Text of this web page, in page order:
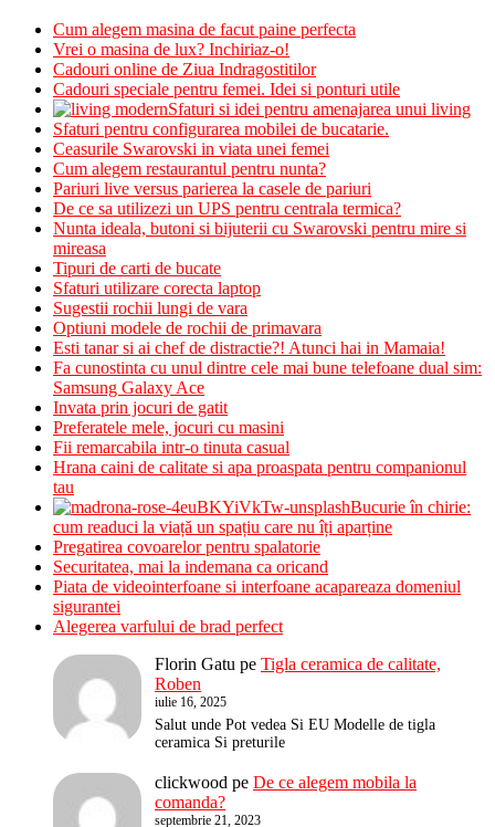
Cum alegem masina de facut paine perfecta
Vrei o masina de lux? Inchiriaz-o!
Cadouri online de Ziua Indragostitilor
Cadouri speciale pentru femei. Idei si ponturi utile
Sfaturi si idei pentru amenajarea unui living
Sfaturi pentru configurarea mobilei de bucatarie.
Ceasurile Swarovski in viata unei femei
Cum alegem restaurantul pentru nunta?
Pariuri live versus parierea la casele de pariuri
De ce sa utilizezi un UPS pentru centrala termica?
Nunta ideala, butoni si bijuterii cu Swarovski pentru mire si
mireasa
Tipuri de carti de bucate
Sfaturi utilizare corecta laptop
Sugestii rochii lungi de vara
Optiuni modele de rochii de primavara
Esti tanar si ai chef de distractie?! Atunci hai in Mamaia!
Fa cunostinta cu unul dintre cele mai bune telefoane dual sim:
Samsung Galaxy Ace
Invata prin jocuri de gatit
Preferatele mele, jocuri cu masini
Fii remarcabila intr-o tinuta casual
Hrana caini de calitate si apa proaspata pentru companionul
tau
Bucurie în chirie:
cum readuci la viață un spațiu care nu îți aparține
Pregatirea covoarelor pentru spalatorie
Securitatea, mai la indemana ca oricand
Piata de videointerfoane si interfoane acapareaza domeniul
sigurantei
Alegerea varfului de brad perfect
Florin Gatu pe Tigla ceramica de calitate,
Roben
iulie 16, 2025
Salut unde Pot vedea Si EU Modelle de tigla
ceramica Si preturile
clickwood pe De ce alegem mobila la
comanda?
septembrie 21, 2023